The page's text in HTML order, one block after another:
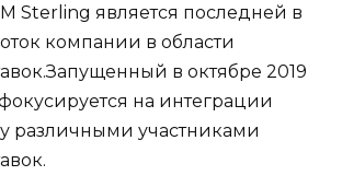
Sterling является последней в
компании в области
в октябре 2019
на интеграции
различными участниками